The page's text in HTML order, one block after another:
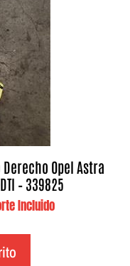
Opel Astra
– 339825
Incluido